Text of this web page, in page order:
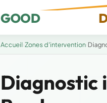
GOOD
Accueil Zones d'intervention
Diagnostic